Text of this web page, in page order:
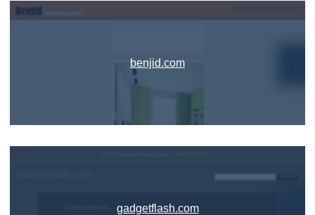
benjid.com
gadgetflash.com